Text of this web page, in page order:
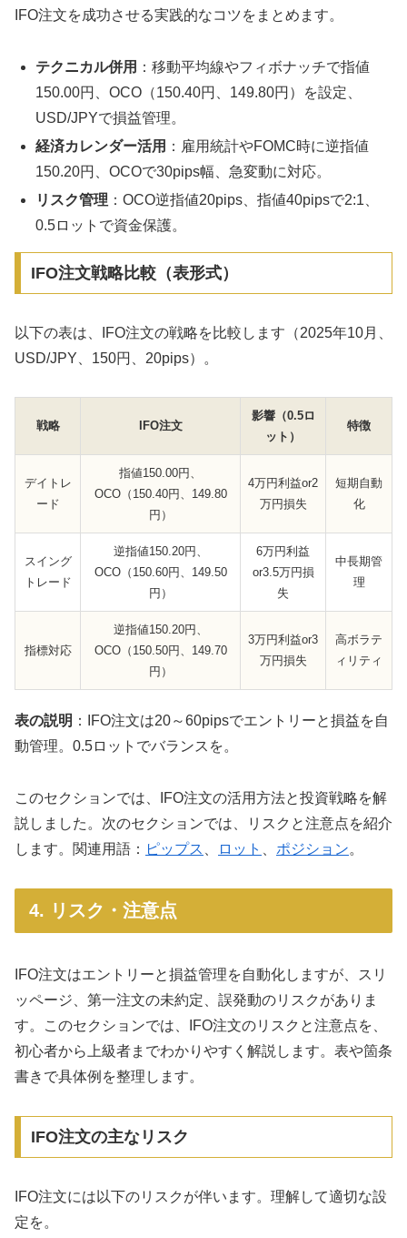
IFO注文を成功させる実践的なコツをまとめます。
テクニカル併用 ：移動平均線やフィボナッチで指値
150.00円、OCO（150.40円、149.80円）を設定、
USD/JPYで損益管理。
経済カレンダー活用 ：雇用統計やFOMC時に逆指値
150.20円、OCOで30pips幅、急変動に対応。
リスク管理 ：OCO逆指値20pips、指値40pipsで2:1、
0.5ロットで資金保護。
IFO注文戦略比較（表形式）
以下の表は、IFO注文の戦略を比較します（2025年10月、
USD/JPY、150円、20pips）。
戦略 IFO注文
影響（0.5ロ
ット）
特徴
デイトレ
ード
指値150.00円、
OCO（150.40円、149.80
円）
4万円利益or2
万円損失
短期自動
化
スイング
トレード
逆指値150.20円、
OCO（150.60円、149.50
円）
6万円利益
or3.5万円損
失
中長期管
理
指標対応
逆指値150.20円、
OCO（150.50円、149.70
円）
3万円利益or3
万円損失
高ボラテ
ィリティ
表の説明 ：IFO注文は20～60pipsでエントリーと損益を自
動管理。0.5ロットでバランスを。
このセクションでは、IFO注文の活用方法と投資戦略を解
説しました。次のセクションでは、リスクと注意点を紹介
します。関連用語： ピップス ロット ポジション。
4. リスク・注意点
IFO注文はエントリーと損益管理を自動化しますが、スリ
ッページ、第一注文の未約定、誤発動のリスクがありま
す。このセクションでは、IFO注文のリスクと注意点を、
初心者から上級者までわかりやすく解説します。表や箇条
書きで具体例を整理します。
IFO注文の主なリスク
IFO注文には以下のリスクが伴います。理解して適切な設
定を。